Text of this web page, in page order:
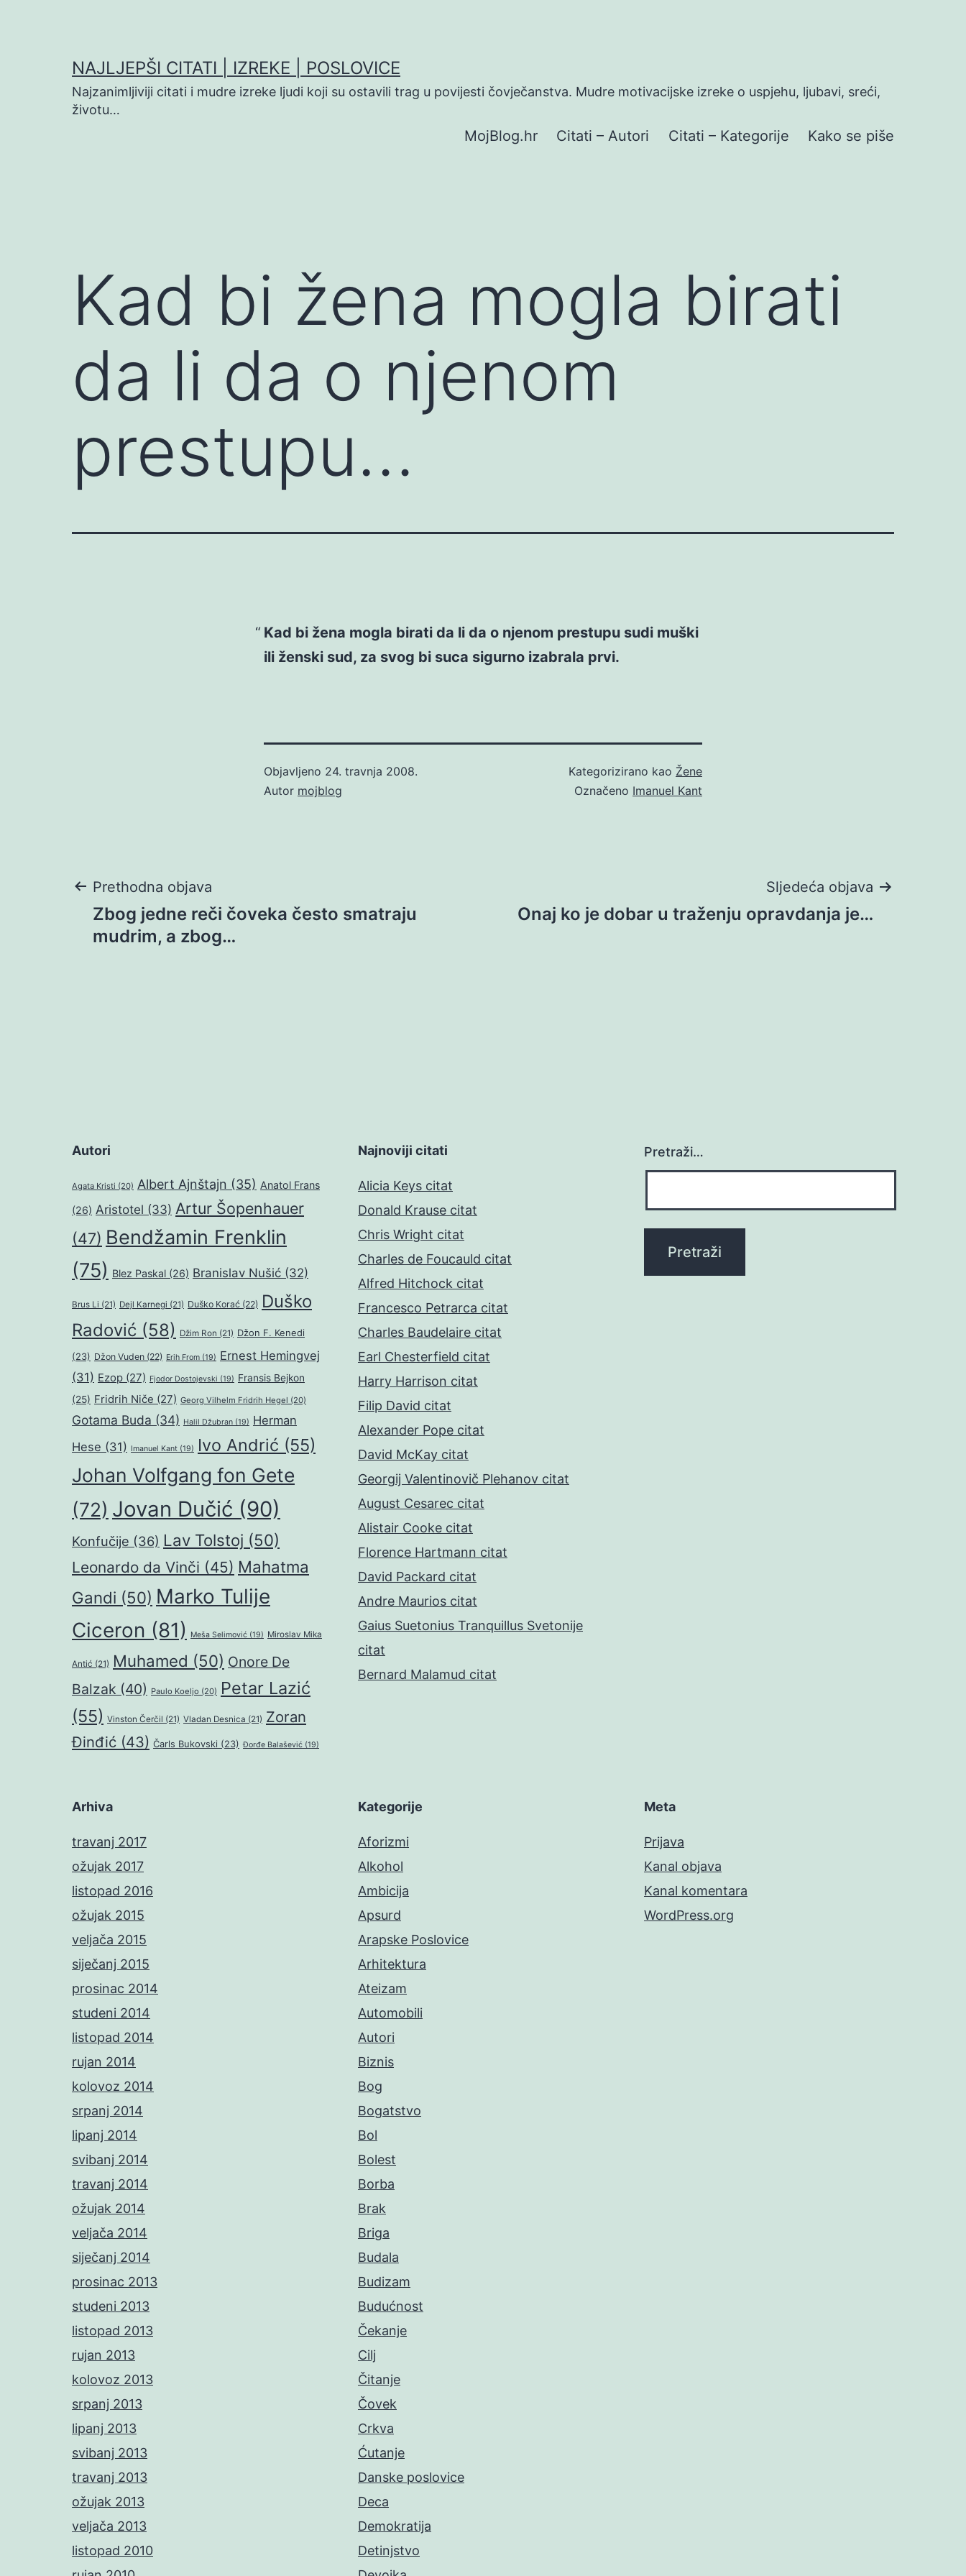
NAJLJEPŠI CITATI | IZREKE | POSLOVICE
Najzanimljiviji citati i mudre izreke ljudi koji su ostavili trag u povijesti čovječanstva. Mudre motivacijske izreke o uspjehu, ljubavi, sreći,
životu…
MojBlog.hr Citati – Autori Citati – Kategorije Kako se piše
Kad bi žena mogla birati
da li da o njenom
prestupu…
Kad bi žena mogla birati da li da o njenom prestupu sudi muški
ili ženski sud, za svog bi suca sigurno izabrala prvi.
Objavljeno 24. travnja 2008.
Autor mojblog
Kategorizirano kao Žene
Označeno Imanuel Kant
Navigacija
objava
Prethodna objava
Zbog jedne reči čoveka često smatraju
mudrim, a zbog…
Sljedeća objava
Onaj ko je dobar u traženju opravdanja je…
Autori
Agata Kristi (20) Albert Ajnštajn (35) Anatol Frans
(26) Aristotel (33) Artur Šopenhauer
(47) Bendžamin Frenklin
(75) Blez Paskal (26) Branislav Nušić (32)
Brus Li (21) Dejl Karnegi (21) Duško Korać (22) Duško
Radović (58) Džim Ron (21) Džon F. Kenedi
(23) Džon Vuden (22) Erih From (19) Ernest Hemingvej
(31) Ezop (27) Fjodor Dostojevski (19) Fransis Bejkon
(25) Fridrih Niče (27) Georg Vilhelm Fridrih Hegel (20)
Gotama Buda (34) Halil Džubran (19) Herman
Hese (31) Imanuel Kant (19) Ivo Andrić (55)
Johan Volfgang fon Gete
(72) Jovan Dučić (90)
Konfučije (36) Lav Tolstoj (50)
Leonardo da Vinči (45) Mahatma
Gandi (50) Marko Tulije
Ciceron (81) Meša Selimović (19) Miroslav Mika
Antić (21) Muhamed (50) Onore De
Balzak (40) Paulo Koeljo (20) Petar Lazić
(55) Vinston Čerčil (21) Vladan Desnica (21) Zoran
Đinđić (43) Čarls Bukovski (23) Đorđe Balašević (19)
Najnoviji citati
Alicia Keys citat
Donald Krause citat
Chris Wright citat
Charles de Foucauld citat
Alfred Hitchock citat
Francesco Petrarca citat
Charles Baudelaire citat
Earl Chesterfield citat
Harry Harrison citat
Filip David citat
Alexander Pope citat
David McKay citat
Georgij Valentinovič Plehanov citat
August Cesarec citat
Alistair Cooke citat
Florence Hartmann citat
David Packard citat
Andre Maurios citat
Gaius Suetonius Tranquillus Svetonije
citat
Bernard Malamud citat
Pretraži…
Arhiva
travanj 2017
ožujak 2017
listopad 2016
ožujak 2015
veljača 2015
siječanj 2015
prosinac 2014
studeni 2014
listopad 2014
rujan 2014
kolovoz 2014
srpanj 2014
lipanj 2014
svibanj 2014
travanj 2014
ožujak 2014
veljača 2014
siječanj 2014
prosinac 2013
studeni 2013
listopad 2013
rujan 2013
kolovoz 2013
srpanj 2013
lipanj 2013
svibanj 2013
travanj 2013
ožujak 2013
veljača 2013
listopad 2010
Kategorije
Aforizmi
Alkohol
Ambicija
Apsurd
Arapske Poslovice
Arhitektura
Ateizam
Automobili
Autori
Biznis
Bog
Bogatstvo
Bol
Bolest
Borba
Brak
Briga
Budala
Budizam
Budućnost
Čekanje
Cilj
Čitanje
Čovek
Crkva
Ćutanje
Danske poslovice
Deca
Demokratija
Detinjstvo
Meta
Prijava
Kanal objava
Kanal komentara
WordPress.org